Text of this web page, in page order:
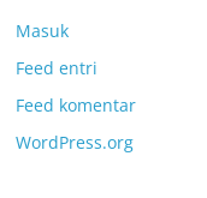
Masuk
Feed entri
Feed komentar
WordPress.org